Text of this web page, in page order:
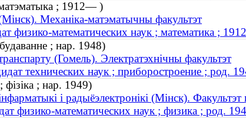
; 1912— )
Механіка-матэматычны факультэт
физико-математических наук ; математика ;
; нар. 1948)
(Гомель). Электратэхнічны факультэт
технических наук ; приборостроение ; род.
фізіка ; нар. 1949)
і радыёэлектронікі (Мінск).
физико-математических наук ; физика ; род.